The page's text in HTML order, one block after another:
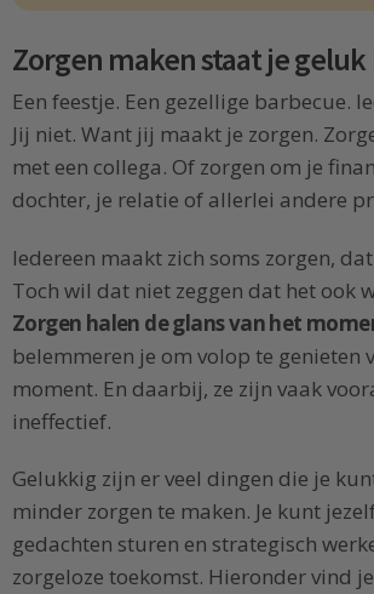
Zorgen maken staat je geluk
Een feestje. Een gezellige barbecue.
Jij niet. Want jij maakt je zorgen.
met een collega. Of zorgen om je
dochter, je relatie of allerlei andere
Iedereen maakt zich soms zorgen,
Toch wil dat niet zeggen dat het ook
Zorgen halen de glans van het
belemmeren je om volop te genieten
moment. En daarbij, ze zijn vaak
ineffectief.
Gelukkig zijn er veel dingen die je
minder zorgen te maken. Je kunt
gedachten sturen en strategisch
zorgeloze toekomst. Hieronder vind